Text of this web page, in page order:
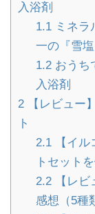
入浴剤
1.1ミネラ
一の『雪
1.2おうち
入浴剤
2 【レビュー
ト
2.1【イル
トセット
2.2【レビ
感想（5種